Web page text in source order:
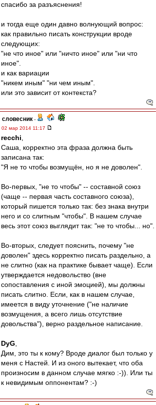
спасибо за разъяснения!
и тогда еще один давно волнующий вопрос:
как правильно писать конструкции вроде
следующих:
"не что иное" или "ничто иное" или "ни что
иное".
и как вариации
"никем иным" "ни чем иным".
или это зависит от контекста?
словесник -
02 мар 2014 11:17
recchi
Саша, корректно эта фраза должна быть
записана так:
"Я не то чтобы возмущён, но я не доволен".
Во-первых, "не то чтобы" -- составной союз
(чаще -- первая часть составного союза),
который пишется только так: без знака внутри
него и со слитным "чтобы". В нашем случае
весь этот союз выглядит так: "не то чтобы... но".
Во-вторых, следует пояснить, почему "не
доволен" здесь корректно писать раздельно, а
не слитно (как на практике бывает чаще). Если
утверждается недовольство (вне
сопоставления с иной эмоцией), мы должны
писать слитно. Если, как в нашем случае,
имеется в виду уточнение ("не наличие
возмущения, а всего лишь отсутствие
довольства"), верно раздельное написание.
DyG
Дим, это ты к кому? Вроде диалог был только у
меня с Настей. И из оного вытекает, что оба
произносим в данном случае мягко :-)). Или ты
к невидимым оппонентам? :-)